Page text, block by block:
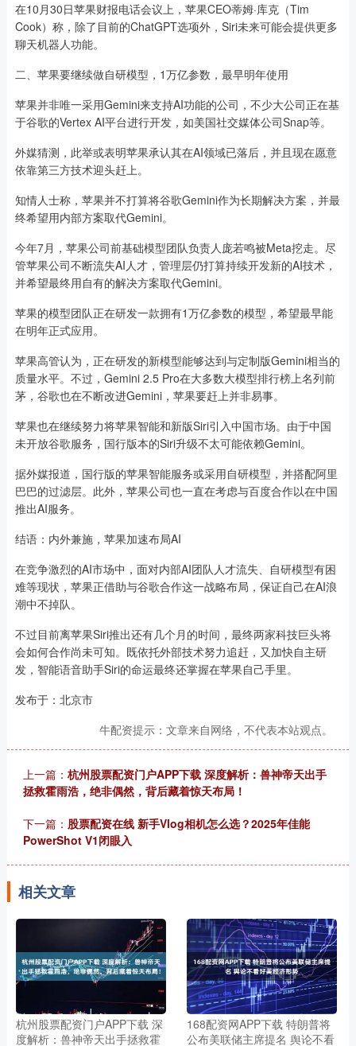
在10月30日苹果财报电话会议上，苹果CEO蒂姆·库克（Tim
Cook）称，除了目前的ChatGPT选项外，Siri未来可能会提供更多
聊天机器人功能。
二、苹果要继续做自研模型，1万亿参数，最早明年使用
苹果并非唯一采用Gemini来支持AI功能的公司，不少大公司正在基
于谷歌的Vertex AI平台进行开发，如美国社交媒体公司Snap等。
外媒猜测，此举或表明苹果承认其在AI领域已落后，并且现在愿意
依靠第三方技术迎头赶上。
知情人士称，苹果并不打算将谷歌Gemini作为长期解决方案，并最
终希望用内部方案取代Gemini。
今年7月，苹果公司前基础模型团队负责人庞若鸣被Meta挖走。尽
管苹果公司不断流失AI人才，管理层仍打算持续开发新的AI技术，
并希望最终用自有的解决方案取代Gemini。
苹果的模型团队正在研发一款拥有1万亿参数的模型，希望最早能
在明年正式应用。
苹果高管认为，正在研发的新模型能够达到与定制版Gemini相当的
质量水平。不过，Gemini 2.5 Pro在大多数大模型排行榜上名列前
茅，谷歌也在不断改进Gemini，苹果要赶上并非易事。
苹果也在继续努力将苹果智能和新版Siri引入中国市场。由于中国
未开放谷歌服务，国行版本的Siri升级不太可能依赖Gemini。
据外媒报道，国行版的苹果智能服务或采用自研模型，并搭配阿里
巴巴的过滤层。此外，苹果公司也一直在考虑与百度合作以在中国
推出AI服务。
结语：内外兼施，苹果加速布局AI
在竞争激烈的AI市场中，面对内部AI团队人才流失、自研模型有困
难等现状，苹果正借助与谷歌合作这一战略布局，保证自己在AI浪
潮中不掉队。
不过目前离苹果Siri推出还有几个月的时间，最终两家科技巨头将
会如何合作尚未可知。既依托外部技术努力追赶，又加快自主研
发，智能语音助手Siri的命运最终还掌握在苹果自己手里。
发布于：北京市
牛配资提示：文章来自网络，不代表本站观点。
上一篇： 杭州股票配资门户APP下载 深度解析：兽神帝天出手
拯救霍雨浩，绝非偶然，背后藏着惊天布局！
下一篇： 股票配资在线 新手Vlog相机怎么选？2025年佳能
PowerShot V1闭眼入
相关文章
杭州股票配资门户APP下载 深
度解析：兽神帝天出手拯救霍
168配资网APP下载 特朗普将
公布美联储主席提名 舆论不看